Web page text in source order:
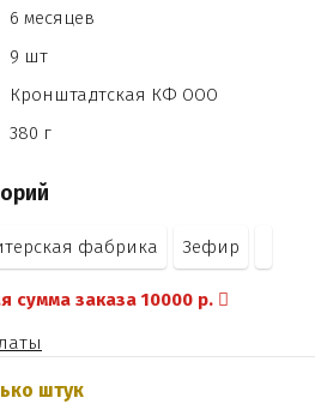
6 месяцев
9 шт
Кронштадтская КФ ООО
380 г
фабрика Зефир
сумма заказа 10000 р.
штук